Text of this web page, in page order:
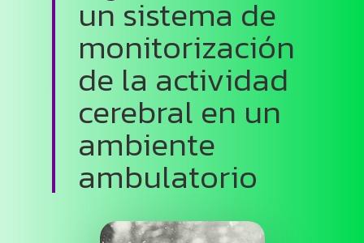
un sistema de
monitorización
de la actividad
cerebral en un
ambiente
ambulatorio